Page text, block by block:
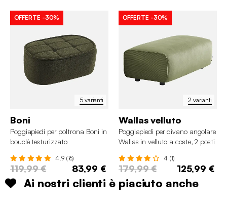
5 varianti
OFFERTE -30%
Boni
Poggiapiedi per poltrona Boni in
bouclé testurizzato
4.9 (16)
119,99 € 83,99 €
2 varianti
OFFERTE -30%
Wallas velluto
Poggiapiedi per divano angolare
Wallas in velluto a coste, 2 posti
4 (1)
179,99 € 125,99 €
Ai nostri clienti è piaciuto anche